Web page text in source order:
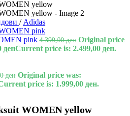
/ Adidas
pink 4.399,00ден Original price
денCurrent price is: 2.499,00 ден.
ден Original price was:
price is: 1.999,00 ден.
WOMEN yellow